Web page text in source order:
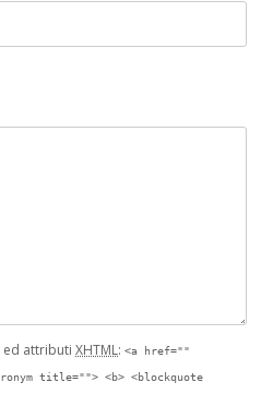
ed attributi XHTML: <a href=""
title=""> <b> <blockquote